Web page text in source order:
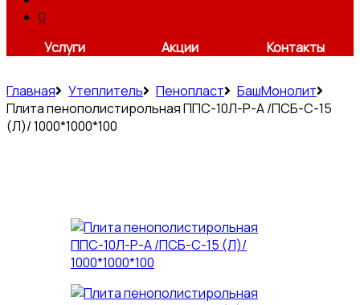
0
Услуги
Акции Контакты
Главная Утеплитель Пенопласт
БашМонолит
Плита пенополистирольная ППС-10Л-Р-А /ПСБ-С-15
(Л)/ 1000*1000*100